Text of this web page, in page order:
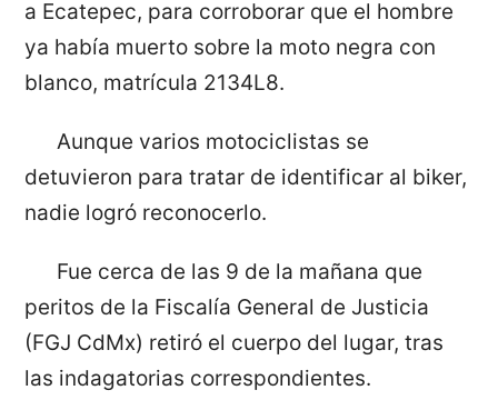
a Ecatepec, para corroborar que el hombre
ya había muerto sobre la moto negra con
blanco, matrícula 2134L8.
Aunque varios motociclistas se
detuvieron para tratar de identificar al biker,
nadie logró reconocerlo.
Fue cerca de las 9 de la mañana que
peritos de la Fiscalía General de Justicia
(FGJ CdMx) retiró el cuerpo del lugar, tras
las indagatorias correspondientes.